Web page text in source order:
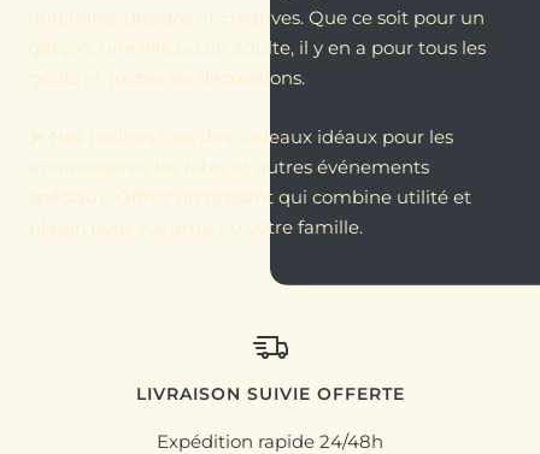
originales, designs et créatives. Que ce soit pour un
garçon, une fille ou un adulte, il y en a pour tous les
goûts et toutes les décorations.
➤ Nos tirelires font des cadeaux idéaux pour les
anniversaires, les fêtes et autres événements
spéciaux. Offrez un présent qui combine utilité et
plaisir, pour vos amis ou votre famille.
LIVRAISON SUIVIE OFFERTE
Expédition rapide 24/48h